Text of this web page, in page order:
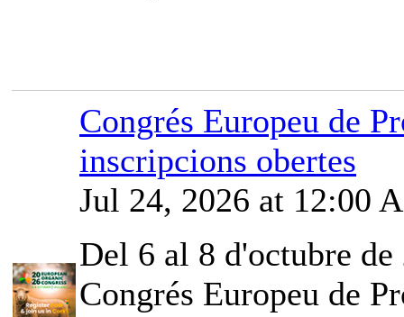
Congrés Europeu de
inscripcions obertes
Jul 24, 2026 at 12:00
Del 6 al 8 d'octubre
Congrés Europeu de